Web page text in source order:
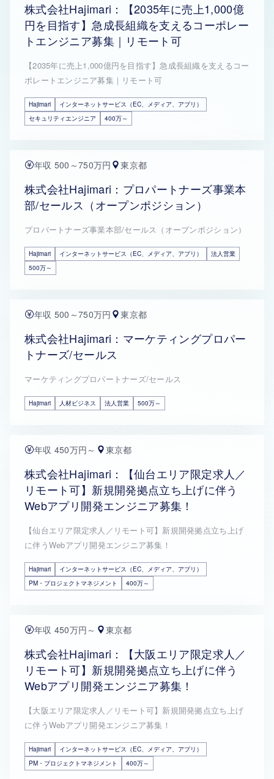
株式会社Hajimari：【2035年に売上1,000億
円を目指す】急成長組織を支えるコーポレー
トエンジニア募集｜リモート可
【2035年に売上1,000億円を目指す】急成長組織を支えるコー
ポレートエンジニア募集｜リモート可
Hajimari
インターネットサービス（EC、メディア、アプリ）
セキュリティエンジニア
400万～
年収 500～750万円 東京都
株式会社Hajimari：プロパートナーズ事業本
部/セールス（オープンポジション）
プロパートナーズ事業本部/セールス（オープンポジション）
Hajimari インターネットサービス（EC、メディア、アプリ）
法人営業
500万～
年収 500～750万円 東京都
株式会社Hajimari：マーケティングプロパー
トナーズ/セールス
マーケティングプロパートナーズ/セールス
Hajimari 人材ビジネス 法人営業 500万～
年収 450万円～ 東京都
株式会社Hajimari：【仙台エリア限定求人／
リモート可】新規開発拠点立ち上げに伴う
Webアプリ開発エンジニア募集！
【仙台エリア限定求人／リモート可】新規開発拠点立ち上げ
に伴うWebアプリ開発エンジニア募集！
Hajimari
インターネットサービス（EC、メディア、アプリ）
PM・プロジェクトマネジメント
400万～
年収 450万円～ 東京都
株式会社Hajimari：【大阪エリア限定求人／
リモート可】新規開発拠点立ち上げに伴う
Webアプリ開発エンジニア募集！
【大阪エリア限定求人／リモート可】新規開発拠点立ち上げ
に伴うWebアプリ開発エンジニア募集！
Hajimari
インターネットサービス（EC、メディア、アプリ）
PM・プロジェクトマネジメント
400万～